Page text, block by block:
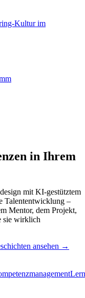
Kultur im
in Ihrem
mit KI-gestütztem
Talententwicklung –
Mentor, dem Projekt,
sie wirklich
ansehen →